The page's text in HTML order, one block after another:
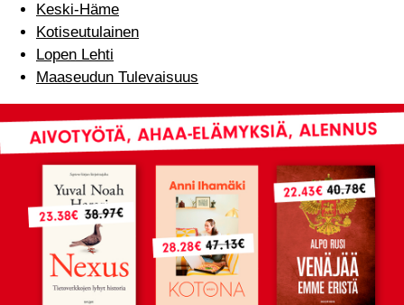
Keski-Häme
Kotiseutulainen
Lopen Lehti
Maaseudun Tulevaisuus